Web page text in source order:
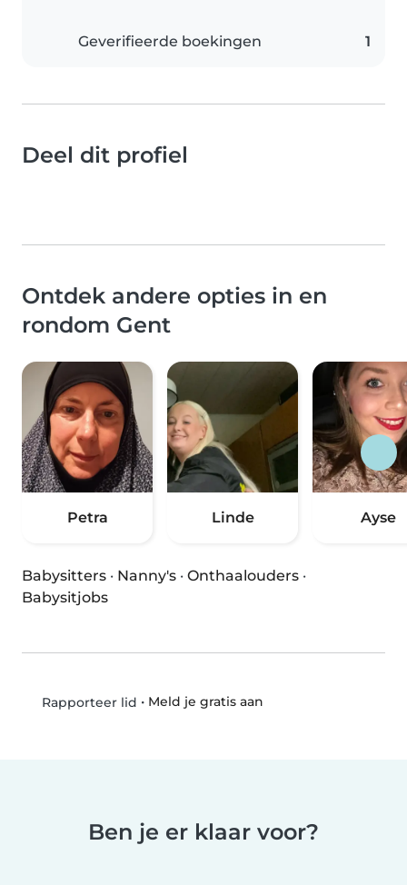
Geverifieerde boekingen 1
Deel dit profiel
Ontdek andere opties in en
rondom Gent
Petra Linde Ayse
Babysitters · Nanny's · Onthaalouders ·
Babysitjobs
Rapporteer lid • Meld je gratis aan
Ben je er klaar voor?